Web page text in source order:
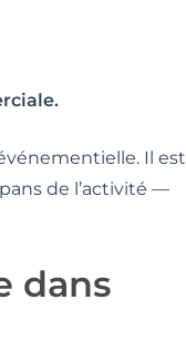
Il est
de l’activité —
dans